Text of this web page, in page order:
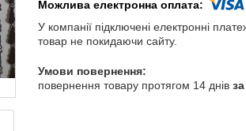
У компанії підключені електронні
товар не покидаючи сайту.
повернення товару протягом 14 днів